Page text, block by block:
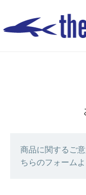
商品に関するご
ちらのフォーム